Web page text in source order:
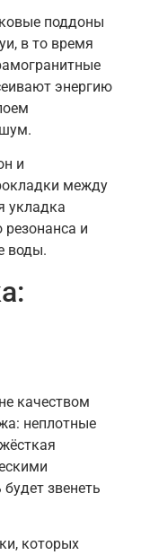
поддоны
в то время
энергию
и
между
укладка
и
воды.
качеством
неплотные
звенеть
которых